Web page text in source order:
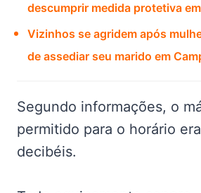
descumprir medida protetiva
Vizinhos se agridem após
de assediar seu marido em
Segundo informações, o
permitido para o horário
decibéis.